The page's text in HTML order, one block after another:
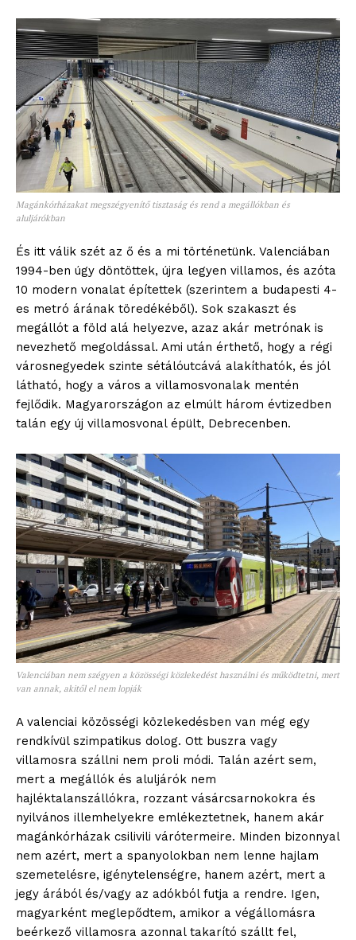
Magánkórházakat megszégyenítő tisztaság és rend a megállókban és
aluljárókban
És itt válik szét az ő és a mi történetünk. Valenciában
1994-ben úgy döntöttek, újra legyen villamos, és azóta
10 modern vonalat építettek (szerintem a budapesti 4-
es metró árának töredékéből). Sok szakaszt és
megállót a föld alá helyezve, azaz akár metrónak is
nevezhető megoldással. Ami után érthető, hogy a régi
városnegyedek szinte sétálóutcává alakíthatók, és jól
látható, hogy a város a villamosvonalak mentén
fejlődik. Magyarországon az elmúlt három évtizedben
talán egy új villamosvonal épült, Debrecenben.
Valenciában nem szégyen a közösségi közlekedést használni és működtetni, mert
van annak, akitől el nem lopják
A valenciai közösségi közlekedésben van még egy
rendkívül szimpatikus dolog. Ott buszra vagy
villamosra szállni nem proli módi. Talán azért sem,
mert a megállók és aluljárók nem
hajléktalanszállókra, rozzant vásárcsarnokokra és
nyilvános illemhelyekre emlékeztetnek, hanem akár
magánkórházak csilivili várótermeire. Minden bizonnyal
nem azért, mert a spanyolokban nem lenne hajlam
szemetelésre, igénytelenségre, hanem azért, mert a
jegy árából és/vagy az adókból futja a rendre. Igen,
magyarként meglepődtem, amikor a végállomásra
beérkező villamosra azonnal takarító szállt fel,